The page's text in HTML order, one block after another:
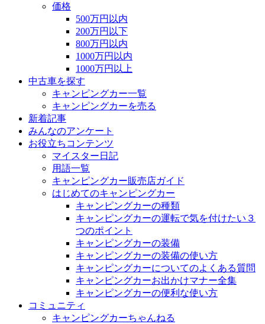
価格
500万円以内
200万円以下
800万円以内
1000万円以内
1000万円以上
中古車を探す
キャンピングカー一覧
キャンピングカーを売る
新着記事
みんなのアンケート
お役立ちコンテンツ
マイスター日記
用語一覧
キャンピングカー販売店ガイド
はじめてのキャンピングカー
キャンピングカーの種類
キャンピングカーの運転で気を付けたい３
つのポイント
キャンピングカーの装備
キャンピングカーの装備の使い方
キャンピングカーについてのよくある質問
キャンピングカーお出かけマナー全集
キャンピングカーの便利な使い方
コミュニティ
キャンピングカーちゃんねる